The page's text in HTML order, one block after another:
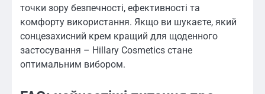
точки зору безпечності, ефективності та
комфорту використання. Якщо ви шукаєте, який
сонцезахисний крем кращий для щоденного
застосування – Hillary Cosmetics стане
оптимальним вибором.